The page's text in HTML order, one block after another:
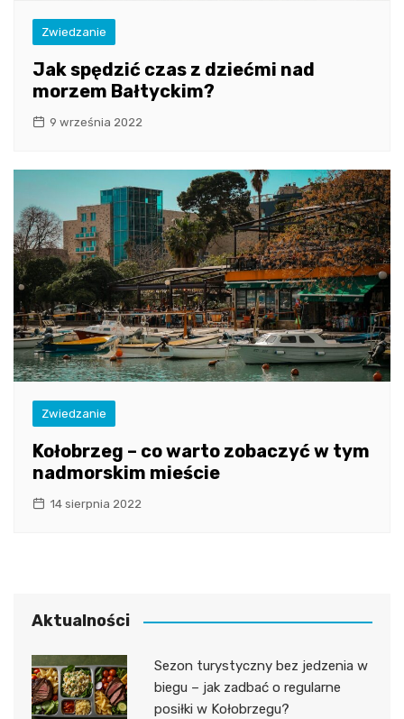
Zwiedzanie
Jak spędzić czas z dziećmi nad
morzem Bałtyckim?
9 września 2022
Zwiedzanie
Kołobrzeg – co warto zobaczyć w tym
nadmorskim mieście
14 sierpnia 2022
Aktualności
Sezon turystyczny bez jedzenia w
biegu – jak zadbać o regularne
posiłki w Kołobrzegu?